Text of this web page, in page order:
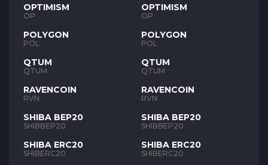
OPTIMISM
OP
POLYGON
POL
QTUM
QTUM
RAVENCOIN
RVN
SHIBA BEP20
SHIBBEP20
SHIBA ERC20
SHIBERC20
OPTIMISM
OP
POLYGON
POL
QTUM
QTUM
RAVENCOIN
RVN
SHIBA BEP20
SHIBBEP20
SHIBA ERC20
SHIBERC20